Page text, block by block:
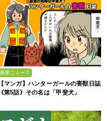
農業ニュース
【マンガ】ハンターガールの害獣日誌
《第5話》その名は「甲斐犬」